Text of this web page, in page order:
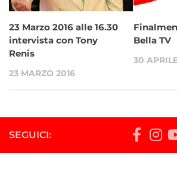
23 Marzo 2016 alle 16.30
intervista con Tony
Renis
23 MARZO 2016
Bella TV
30
SEGUICI: